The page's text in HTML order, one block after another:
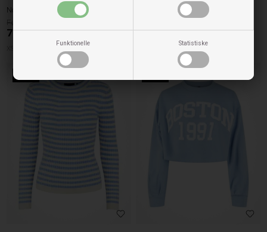
Funktionelle Statistiske
Noisy May Bluse Strik City - Sort
71,98DKK
Pieces Bluse Crista - French Blue
91,98DKK